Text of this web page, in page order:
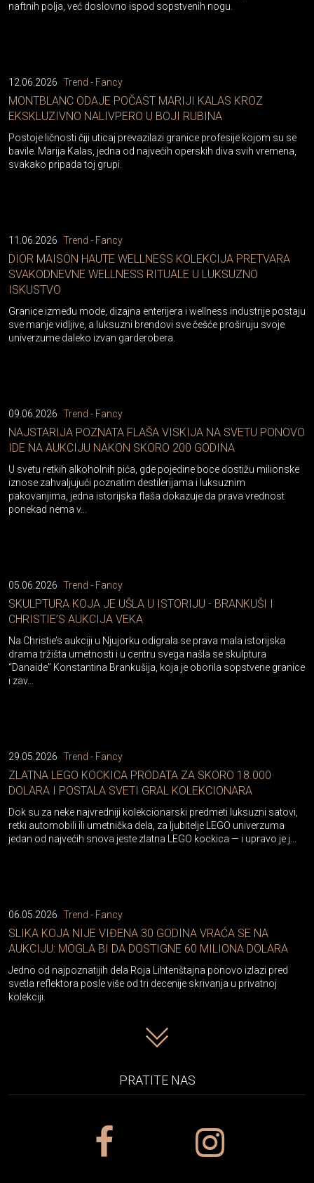
naftnih polja, već doslovno ispod sopstvenih nogu.
12.06.2026 Trend - Fancy
MONTBLANC ODAJE POČAST MARIJI KALAS KROZ
EKSKLUZIVNO NALIVPERO U BOJI RUBINA
Postoje ličnosti čiji uticaj prevazilazi granice profesije kojom su se
bavile. Marija Kalas, jedna od najvećih operskih diva svih vremena,
svakako pripada toj grupi.
11.06.2026 Trend - Fancy
DIOR MAISON HAUTE WELLNESS KOLEKCIJA PRETVARA
SVAKODNEVNE WELLNESS RITUALE U LUKSUZNO
ISKUSTVO
Granice između mode, dizajna enterijera i wellness industrije postaju
sve manje vidljive, a luksuzni brendovi sve češće proširuju svoje
univerzume daleko izvan garderobera.
09.06.2026 Trend - Fancy
NAJSTARIJA POZNATA FLAŠA VISKIJA NA SVETU PONOVO
IDE NA AUKCIJU NAKON SKORO 200 GODINA
U svetu retkih alkoholnih pića, gde pojedine boce dostižu milionske
iznose zahvaljujući poznatim destilerijama i luksuznim
pakovanjima, jedna istorijska flaša dokazuje da prava vrednost
ponekad nema v...
05.06.2026 Trend - Fancy
SKULPTURA KOJA JE UŠLA U ISTORIJU - BRANKUŠI I
CHRISTIE’S AUKCIJA VEKA
Na Christie’s aukciji u Njujorku odigrala se prava mala istorijska
drama tržišta umetnosti i u centru svega našla se skulptura
“Danaide” Konstantina Brankušija, koja je oborila sopstvene granice
i zav...
29.05.2026 Trend - Fancy
ZLATNA LEGO KOCKICA PRODATA ZA SKORO 18.000
DOLARA I POSTALA SVETI GRAL KOLEKCIONARA
Dok su za neke najvredniji kolekcionarski predmeti luksuzni satovi,
retki automobili ili umetnička dela, za ljubitelje LEGO univerzuma
jedan od najvećih snova jeste zlatna LEGO kockica — i upravo je j...
06.05.2026 Trend - Fancy
SLIKA KOJA NIJE VIĐENA 30 GODINA VRAĆA SE NA
AUKCIJU: MOGLA BI DA DOSTIGNE 60 MILIONA DOLARA
Jedno od najpoznatijih dela Roja Lihtenštajna ponovo izlazi pred
svetla reflektora posle više od tri decenije skrivanja u privatnoj
kolekciji.
PRATITE NAS